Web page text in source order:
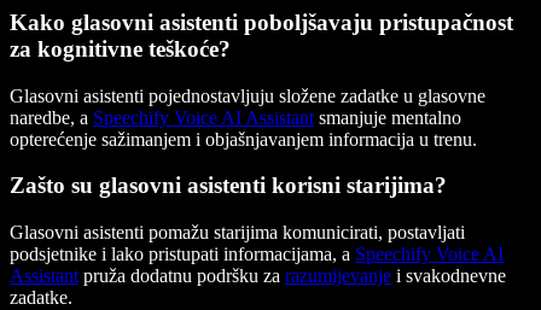
Kako glasovni asistenti poboljšavaju pristupačnost
za kognitivne teškoće?
Glasovni asistenti pojednostavljuju složene zadatke u glasovne
naredbe, a Speechify Voice AI Assistant smanjuje mentalno
opterećenje sažimanjem i objašnjavanjem informacija u trenu.
Zašto su glasovni asistenti korisni starijima?
Glasovni asistenti pomažu starijima komunicirati, postavljati
podsjetnike i lako pristupati informacijama, a Speechify Voice AI
Assistant pruža dodatnu podršku za razumijevanje i svakodnevne
zadatke.